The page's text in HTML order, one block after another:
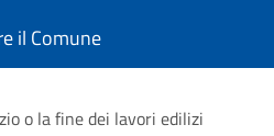
il Comune
o la fine dei lavori edilizi